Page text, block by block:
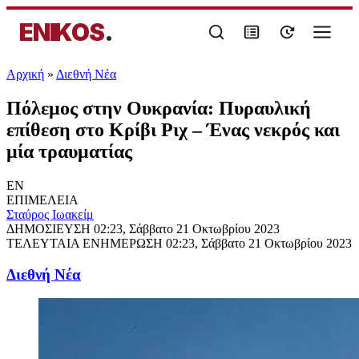
ENIKOS.
Αρχική » Διεθνή Νέα
Πόλεμος στην Ουκρανία: Πυραυλική
επίθεση στο Κρίβι Ριχ – Ένας νεκρός και
μία τραυματίας
EN
ΕΠΙΜΕΛΕΙΑ
Σταύρος Ιωακείμ
ΔΗΜΟΣΙΕΥΣΗ 02:23, Σάββατο 21 Οκτωβρίου 2023
ΤΕΛΕΥΤΑΙΑ ΕΝΗΜΕΡΩΣΗ 02:23, Σάββατο 21 Οκτωβρίου 2023
Διεθνή Νέα